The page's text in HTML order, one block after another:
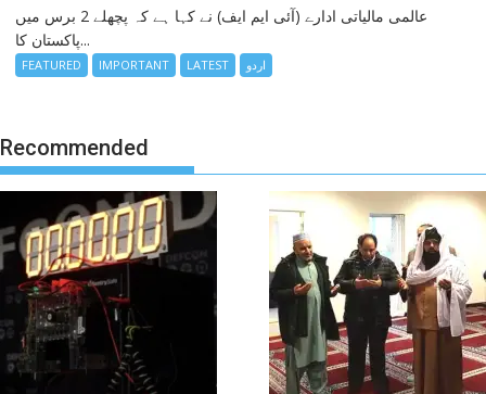
عالمی مالیاتی ادارے (آئی ایم ایف) نے کہا ہے کہ پچھلے 2 برس میں
پاکستان کا...
FEATURED IMPORTANT LATEST اردو
Recommended